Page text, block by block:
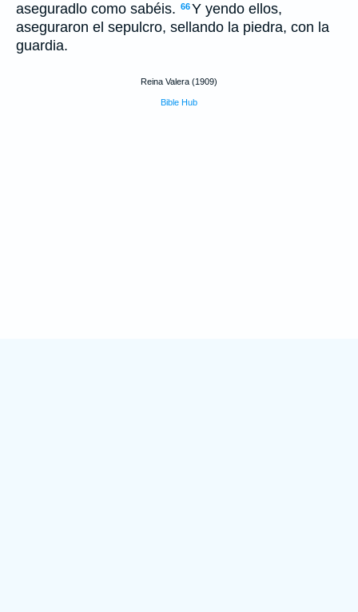
aseguradlo como sabéis. 66Y yendo ellos,
aseguraron el sepulcro, sellando la piedra, con la
guardia.
Reina Valera (1909)
Bible Hub